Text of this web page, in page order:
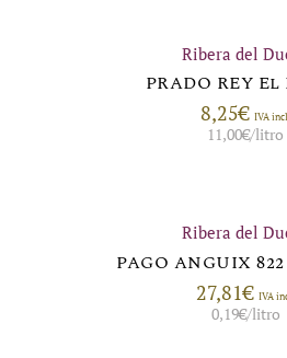
Ribera del
PRADO REY
8,25€ IVA
11,00€/litro
Ribera del
PAGO ANGUIX
27,81€ IVA
0,19€/litro